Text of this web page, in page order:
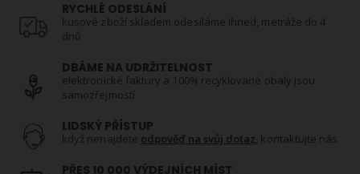
RYCHLÉ ODESLÁNÍ
kusové zboží skladem odesíláme ihned, metráže do 4
dnů
DBÁME NA UDRŽITELNOST
elektronické faktury a 100% recyklované obaly jsou
samozřejmostí
LIDSKÝ PŘÍSTUP
když nenajdete odpověď na svůj dotaz, kontaktujte nás
PŘES 10 000 VÝDEJNÍCH MÍST